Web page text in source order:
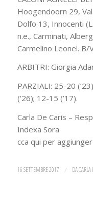
Hoogendoorn 29,
Dolfo 13, Innocenti
n.e., Carminati,
Carmelino Leonel. B/
ARBITRI: Giorgia
PARZIALI: 25-20
(‘26); 12-15 (’17).
Carla De Caris –
Indexa Sora
cca qui per
16 SETTEMBRE 2017 / DA